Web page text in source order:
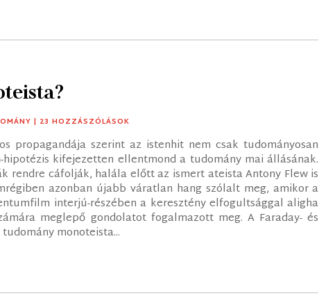
| 23 HOZZÁSZÓLÁSOK
propagandája szerint az istenhit nem csak tudományosan
kifejezetten ellentmond a tudomány mai állásának.
rendre cáfolják, halála előtt az ismert ateista Antony Flew is
azonban újabb váratlan hang szólalt meg, amikor a
interjú-részében a keresztény elfogultsággal aligha
meglepő gondolatot fogalmazott meg. A Faraday- és
monoteista...